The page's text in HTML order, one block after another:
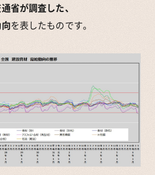
省が調査した、
を表したものです。